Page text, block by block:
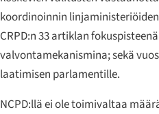
koordinoinnin
CRPD:n 33 artiklan
valvontamekanismina; sekä
laatimisen parlamentille.
NCPD:llä ei ole toimivaltaa